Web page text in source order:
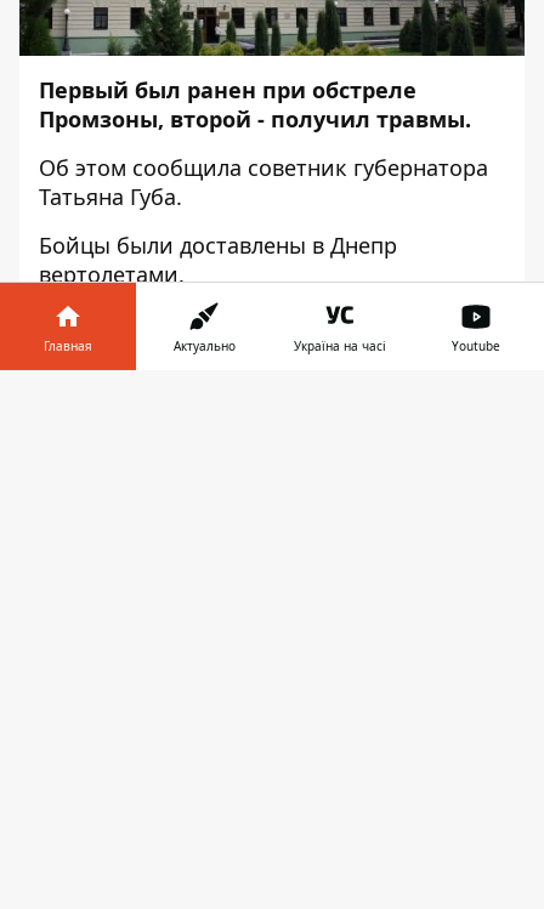
Первый был ранен при обстреле
Промзоны, второй - получил травмы.
Об этом сообщила советник губернатора
Татьяна Губа.
Бойцы были доставлены в Днепр
вертолетами.
Из аэропорта пострадавших отвезли в
больницу им. Мечникова.
Главная Актуально Україна на часі Youtube